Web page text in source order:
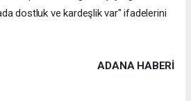
dostluk ve kardeşlik var" ifadelerini
ADANA HABERİ